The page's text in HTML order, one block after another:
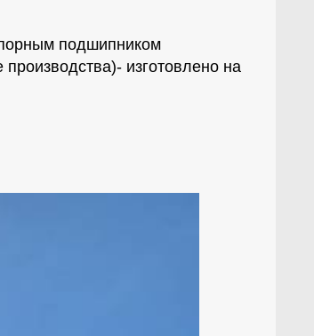
подшипником
изготовлено на